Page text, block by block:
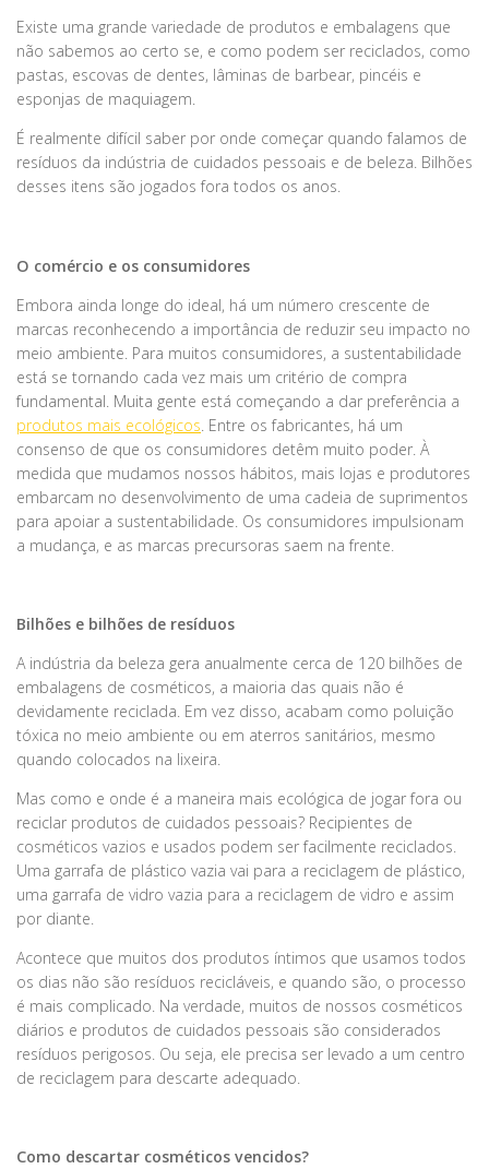
Existe uma grande variedade de produtos e embalagens que
não sabemos ao certo se, e como podem ser reciclados, como
pastas, escovas de dentes, lâminas de barbear, pincéis e
esponjas de maquiagem.
É realmente difícil saber por onde começar quando falamos de
resíduos da indústria de cuidados pessoais e de beleza. Bilhões
desses itens são jogados fora todos os anos.
O comércio e os consumidores
Embora ainda longe do ideal, há um número crescente de
marcas reconhecendo a importância de reduzir seu impacto no
meio ambiente. Para muitos consumidores, a sustentabilidade
está se tornando cada vez mais um critério de compra
fundamental. Muita gente está começando a dar preferência a
produtos mais ecológicos . Entre os fabricantes, há um
consenso de que os consumidores detêm muito poder. À
medida que mudamos nossos hábitos, mais lojas e produtores
embarcam no desenvolvimento de uma cadeia de suprimentos
para apoiar a sustentabilidade. Os consumidores impulsionam
a mudança, e as marcas precursoras saem na frente.
Bilhões e bilhões de resíduos
A indústria da beleza gera anualmente cerca de 120 bilhões de
embalagens de cosméticos, a maioria das quais não é
devidamente reciclada. Em vez disso, acabam como poluição
tóxica no meio ambiente ou em aterros sanitários, mesmo
quando colocados na lixeira.
Mas como e onde é a maneira mais ecológica de jogar fora ou
reciclar produtos de cuidados pessoais? Recipientes de
cosméticos vazios e usados podem ser facilmente reciclados.
Uma garrafa de plástico vazia vai para a reciclagem de plástico,
uma garrafa de vidro vazia para a reciclagem de vidro e assim
por diante.
Acontece que muitos dos produtos íntimos que usamos todos
os dias não são resíduos recicláveis, e quando são, o processo
é mais complicado. Na verdade, muitos de nossos cosméticos
diários e produtos de cuidados pessoais são considerados
resíduos perigosos. Ou seja, ele precisa ser levado a um centro
de reciclagem para descarte adequado.
Como descartar cosméticos vencidos?